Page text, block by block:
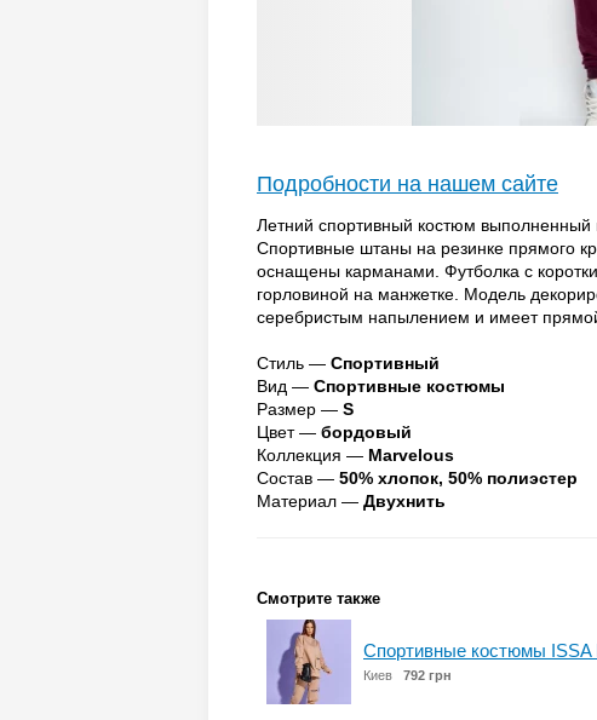
Подробности на нашем сайте
Летний спортивный костюм выполненный
Спортивные штаны на резинке прямого
оснащены карманами. Футболка с
горловиной на манжетке. Модель
серебристым напылением и имеет
Стиль — Спортивный
Вид — Спортивные костюмы
Размер — S
Цвет — бордовый
Коллекция — Marvelous
Состав — 50% хлопок, 50% полиэстер
Материал — Двухнить
Смотрите также
Спортивные костюмы
Киев 792 грн